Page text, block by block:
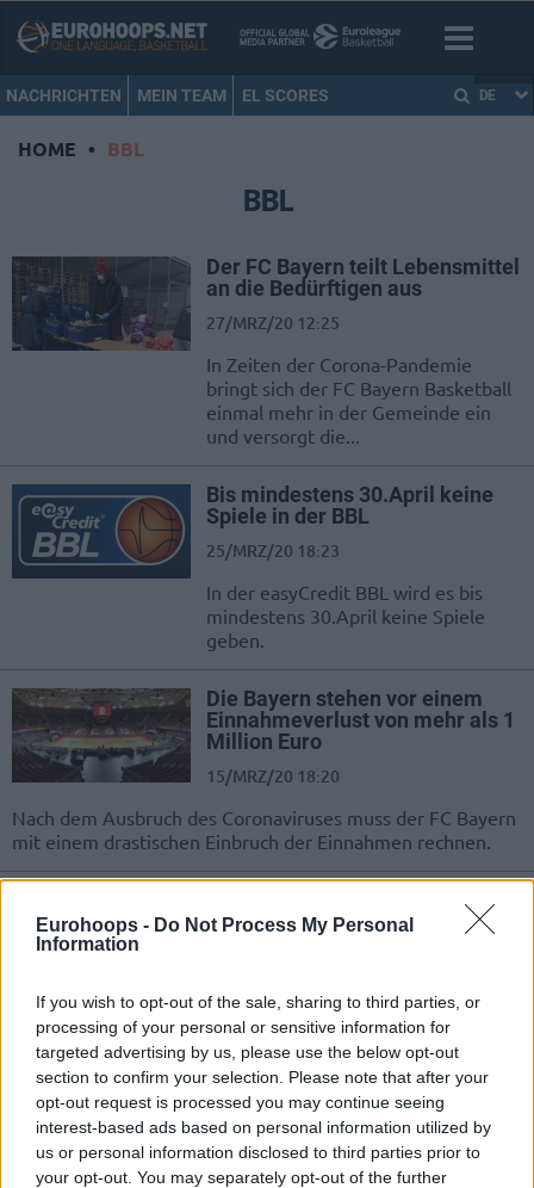
Eurohoops - Do Not Process My Personal
Information
If you wish to opt-out of the sale, sharing to third parties, or
processing of your personal or sensitive information for
targeted advertising by us, please use the below opt-out
section to confirm your selection. Please note that after your
opt-out request is processed you may continue seeing
interest-based ads based on personal information utilized by
us or personal information disclosed to third parties prior to
your opt-out. You may separately opt-out of the further
NACHRICHTEN MEIN TEAM EL SCORES DE
HOME • BBL
BBL
Der FC Bayern teilt Lebensmittel
an die Bedürftigen aus
27/MRZ/20 12:25
In Zeiten der Corona-Pandemie
bringt sich der FC Bayern Basketball
einmal mehr in der Gemeinde ein
und versorgt die...
Bis mindestens 30.April keine
Spiele in der BBL
25/MRZ/20 18:23
In der easyCredit BBL wird es bis
mindestens 30.April keine Spiele
geben.
Die Bayern stehen vor einem
Einnahmeverlust von mehr als 1
Million Euro
15/MRZ/20 18:20
Nach dem Ausbruch des Coronaviruses muss der FC Bayern
mit einem drastischen Einbruch der Einnahmen rechnen.
Die BBL setzt die kommenden
Spiele aus
In der BBL wird es aufgrund der
Ausbreitung des Coronaviruses
vorerst keine Spiele geben.
ALBA verliert in Crailsheim –
Spieltag 22
08/MRZ/20 20:55